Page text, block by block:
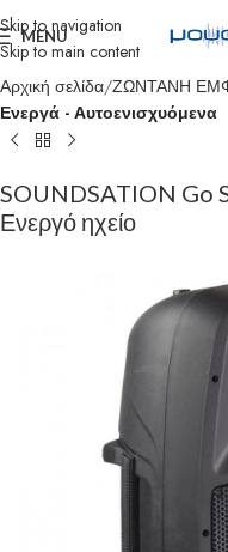
Skip to navigation
Skip to main content
MENU
Αρχική σελίδα ΖΩΝΤΑΝΗ
Ενεργά - Αυτοενισχυόμενα
SOUNDSATION Go
Ενεργό ηχείο